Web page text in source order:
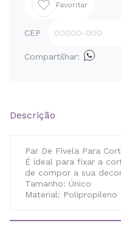
Favoritar
CEP
Compartilhar:
Descrição
Par De Fivela Para
É ideal para fixar a
de compor a sua
Tamanho: Único
Material: Polipropileno